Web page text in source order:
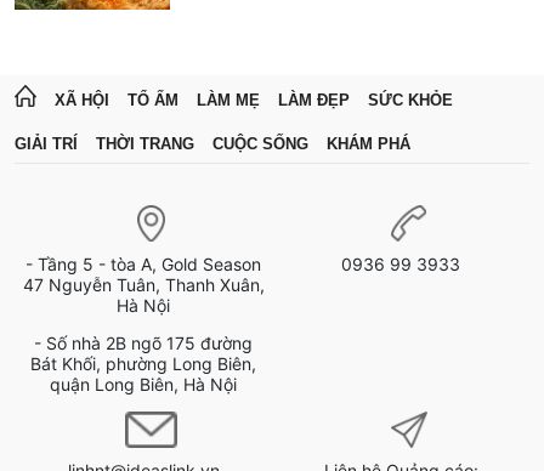
XÃ HỘI TỔ ẤM LÀM MẸ LÀM ĐẸP SỨC KHỎE
GIẢI TRÍ THỜI TRANG CUỘC SỐNG KHÁM PHÁ
- Tầng 5 - tòa A, Gold Season
47 Nguyễn Tuân, Thanh Xuân,
Hà Nội
- Số nhà 2B ngõ 175 đường
Bát Khối, phường Long Biên,
quận Long Biên, Hà Nội
0936 99 3933